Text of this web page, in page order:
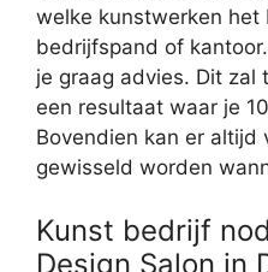
welke kunstwerken het
bedrijfspand of
je graag advies. Dit
een resultaat waar je
Bovendien kan er altijd
gewisseld worden
Kunst bedrijf
Design Salon in